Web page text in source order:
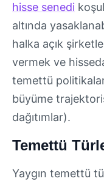
hisse senedi
altında
halka açık
vermek ve
temettü
büyüme
dağıtımlar).
Temettü
Yaygın temettü